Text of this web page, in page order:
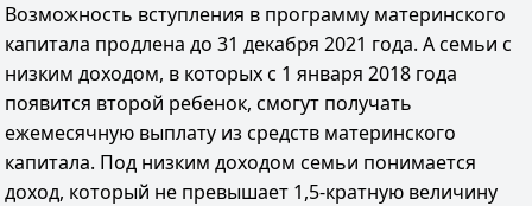
Возможность вступления в программу материнского
капитала продлена до 31 декабря 2021 года. А семьи с
низким доходом, в которых с 1 января 2018 года
появится второй ребенок, смогут получать
ежемесячную выплату из средств материнского
капитала. Под низким доходом семьи понимается
доход, который не превышает 1,5-кратную величину